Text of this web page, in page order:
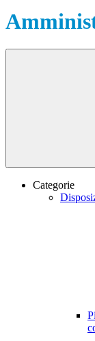
Categorie